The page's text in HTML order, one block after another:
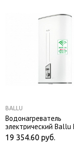
BALLU
Водонагреватель
электрический Ballu
Smart WiFi
19 354.60 руб.